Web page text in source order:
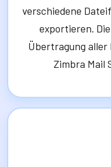
verschiedene
exportieren.
Übertragung aller
Zimbra Mail